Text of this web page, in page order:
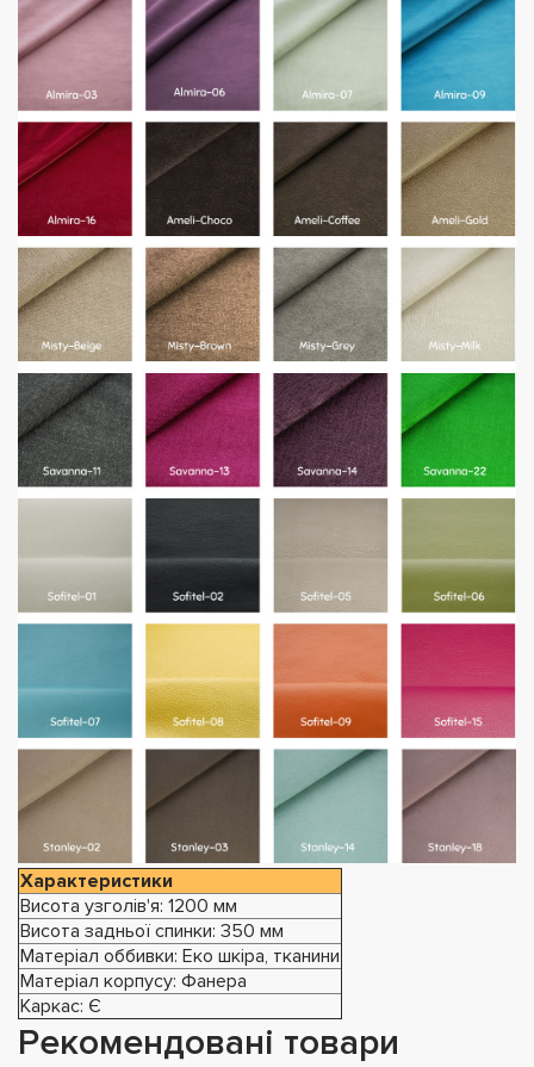
Характеристики
Висота узголів'я: 1200 мм
Висота задньої спинки: 350 мм
Матеріал оббивки: Еко шкіра, тканини
Матеріал корпусу: Фанера
Каркас: Є
Рекомендовані товари